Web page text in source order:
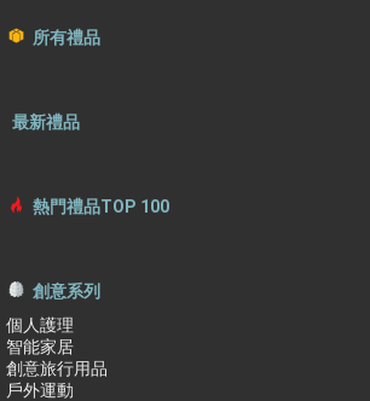
所有禮品
最新禮品
熱門禮品TOP 100
創意系列
個人護理
智能家居
創意旅行用品
戶外運動